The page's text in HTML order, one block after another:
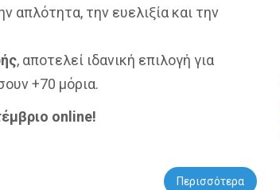
απλότητα, την ευελιξία και την
, αποτελεί ιδανική επιλογή για
+70 μόρια.
online!
Περισσότερα